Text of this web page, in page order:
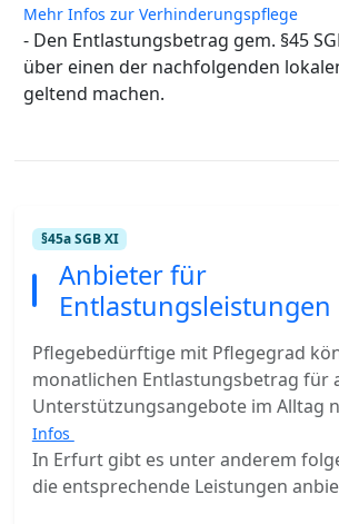
Mehr Infos zur Verhinderungspflege
- Den Entlastungsbetrag gem. §45
über einen der nachfolgenden
geltend machen.
§45a SGB XI
Anbieter für
Pflegebedürftige mit Pflegegrad
monatlichen Entlastungsbetrag für
Unterstützungsangebote im Alltag
Infos
In Erfurt gibt es unter anderem
die entsprechende Leistungen